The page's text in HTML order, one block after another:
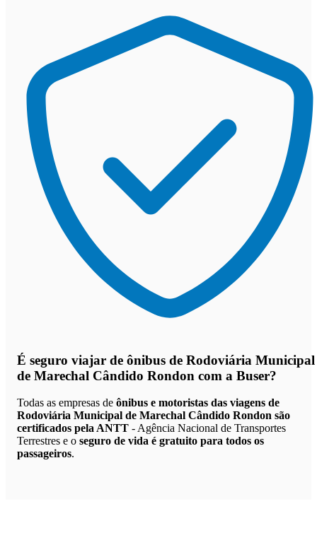
É seguro viajar de ônibus de Rodoviária Municipal
de Marechal Cândido Rondon com a Buser?
Todas as empresas de ônibus e motoristas das viagens de
Rodoviária Municipal de Marechal Cândido Rondon são
certificados pela ANTT - Agência Nacional de Transportes
Terrestres e o seguro de vida é gratuito para todos os
passageiros.